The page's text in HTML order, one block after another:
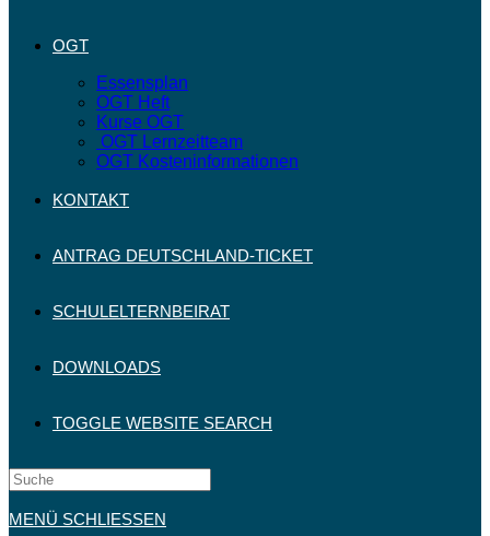
OGT
Essensplan
OGT Heft
Kurse OGT
OGT Lernzeitteam
OGT Kosteninformationen
KONTAKT
ANTRAG DEUTSCHLAND-TICKET
SCHULELTERNBEIRAT
DOWNLOADS
TOGGLE WEBSITE SEARCH
MENÜ SCHLIESSEN